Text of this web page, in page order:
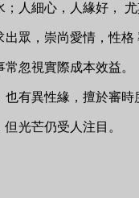
人細心，人緣好，
眾，崇尚愛情，性格
忽視實際成本效益。
有異性緣，擅於審時
光芒仍受人注目。